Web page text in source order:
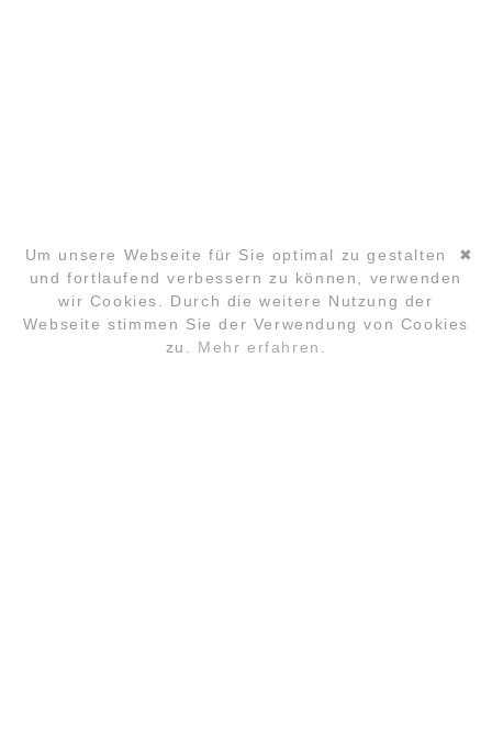
Navigation
FAQ LOCATION
MOBIL +49157.85072523
KONTAKT@LYUD.DE
IMPRESSUM
✖
Um unsere Webseite für Sie optimal zu gestalten
und fortlaufend verbessern zu können, verwenden
wir Cookies. Durch die weitere Nutzung der
Webseite stimmen Sie der Verwendung von Cookies
zu. Mehr erfahren.